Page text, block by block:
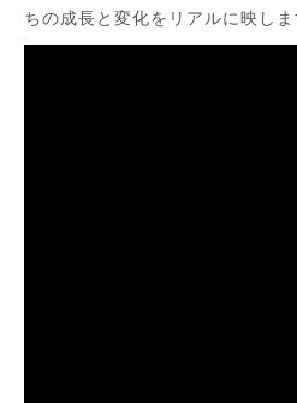
ちの成長と変化をリアルに映しま